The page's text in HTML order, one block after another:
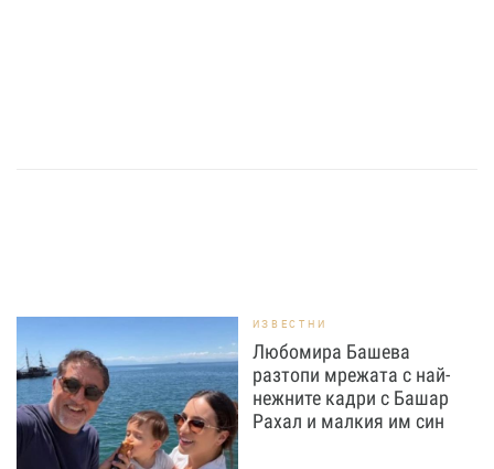
ИЗВЕСТНИ
Любомира Башева
разтопи мрежата с най-
нежните кадри с Башар
Рахал и малкия им син